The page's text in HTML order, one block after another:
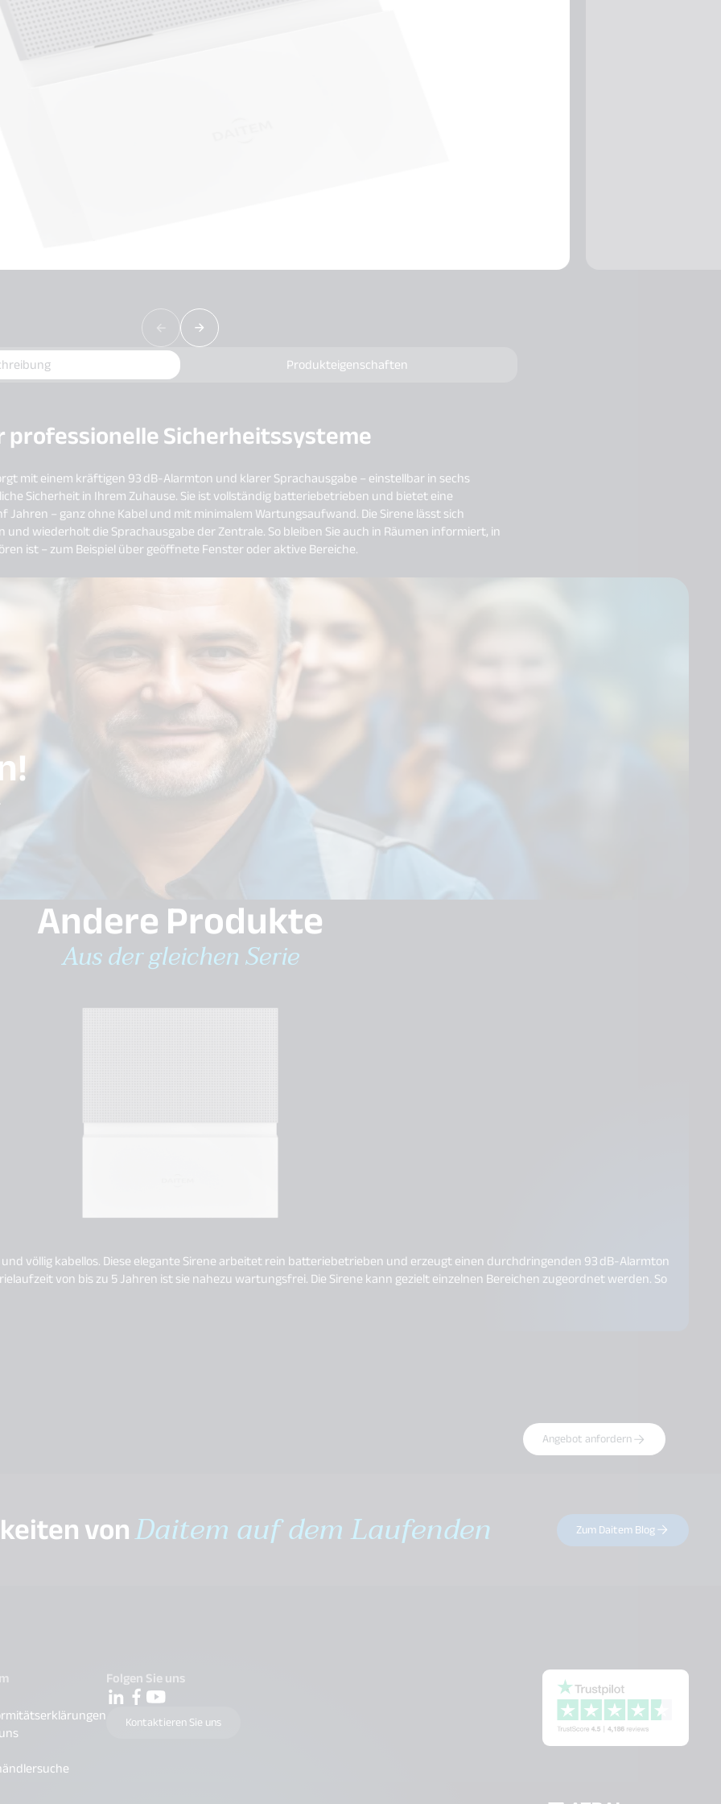
Produkteigenschaften
Sicherheitssysteme
mit einem kräftigen 93 dB-Alarmton und klarer Sprachausgabe – einstellbar in sechs
Sicherheit in Ihrem Zuhause. Sie ist vollständig batteriebetrieben und bietet eine
– ganz ohne Kabel und mit minimalem Wartungsaufwand. Die Sirene lässt sich
wiederholt die Sprachausgabe der Zentrale. So bleiben Sie auch in Räumen informiert, in
ist – zum Beispiel über geöffnete Fenster oder aktive Bereiche.
Andere Produkte
Aus der gleichen Serie
völlig kabellos. Diese elegante Sirene arbeitet rein batteriebetrieben und erzeugt einen durchdringenden 93 dB-Alarmton
wartungsfrei. Die Sirene kann gezielt einzelnen Bereichen zugeordnet werden. So
Angebot anfordern
vonDaitem auf dem Laufenden Zum Daitem Blog
Folgen Sie uns
Kontaktieren Sie uns